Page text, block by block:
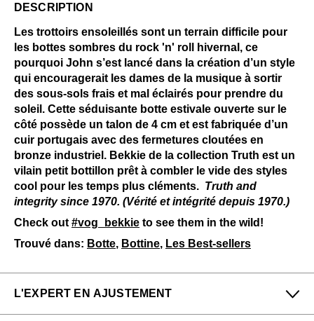
DESCRIPTION
Les trottoirs ensoleillés sont un terrain difficile pour
les bottes sombres du rock 'n' roll hivernal, ce
pourquoi John s’est lancé dans la création d’un style
qui encouragerait les dames de la musique à sortir
des sous-sols frais et mal éclairés pour prendre du
soleil. Cette séduisante botte estivale ouverte sur le
côté possède un talon de 4 cm et est fabriquée d’un
cuir portugais avec des fermetures cloutées en
bronze industriel. Bekkie de la collection Truth est un
vilain petit bottillon prêt à combler le vide des styles
cool pour les temps plus cléments. Truth and
integrity since 1970. (Vérité et intégrité depuis 1970.)
Check out #vog_bekkie to see them in the wild!
Trouvé dans: Botte, Bottine, Les Best-sellers
L'EXPERT EN AJUSTEMENT